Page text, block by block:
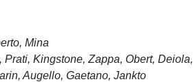
, Mina
Prati, Kingstone,Zappa, Obert, Deiola,
Augello, Gaetano,Jankto